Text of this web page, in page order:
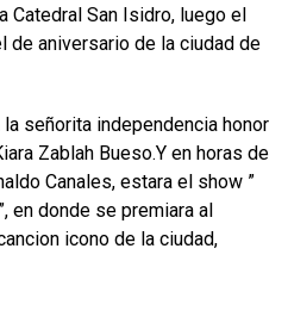
Catedral San Isidro, luego el
de aniversario de la ciudad de
señorita independencia honor
Zablah Bueso.Y en horas de
Canales, estara el show ”
en donde se premiara al
icono de la ciudad,